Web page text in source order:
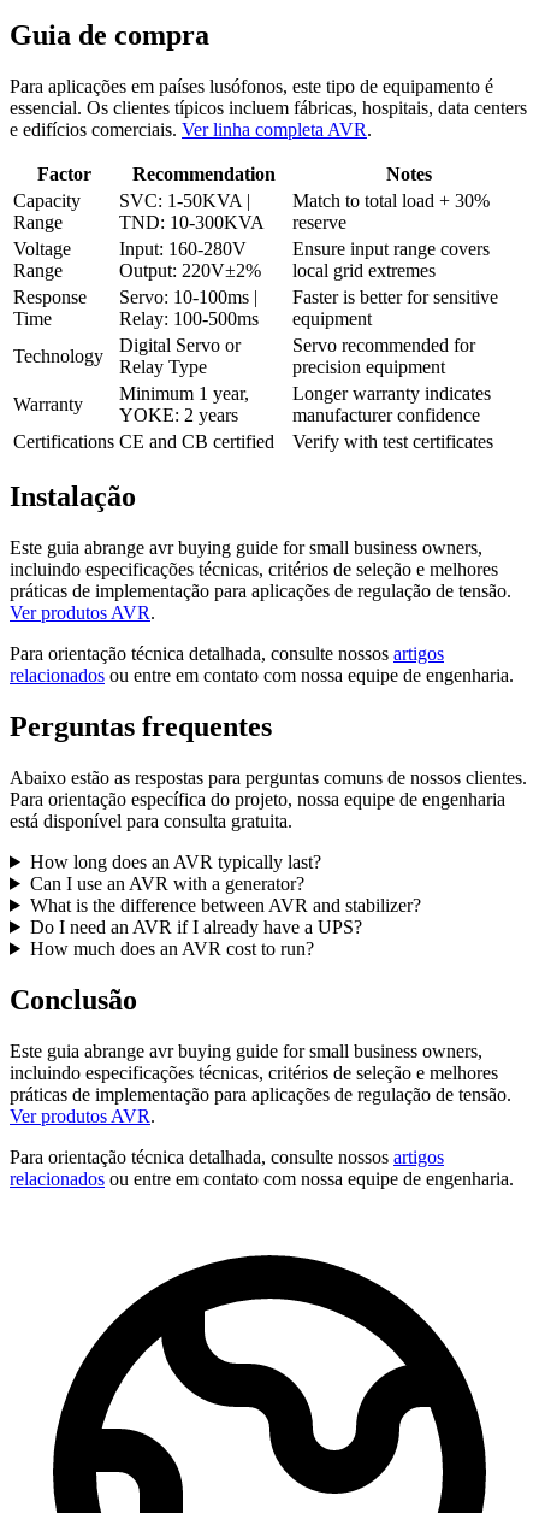
Guia de compra
Para aplicações em países lusófonos, este tipo de equipamento é
essencial. Os clientes típicos incluem fábricas, hospitais, data centers
e edifícios comerciais. Ver linha completa AVR.
Factor Recommendation
Notes
Capacity
Range
SVC: 1-50KVA |
TND: 10-300KVA
Match to total load + 30%
reserve
Voltage
Range
Input: 160-280V
Output: 220V±2%
Ensure input range covers
local grid extremes
Response
Time
Servo: 10-100ms |
Relay: 100-500ms
Faster is better for sensitive
equipment
Technology
Digital Servo or
Relay Type
Servo recommended for
precision equipment
Warranty
Minimum 1 year,
YOKE: 2 years
Longer warranty indicates
manufacturer confidence
Certifications CE and CB certified Verify with test certificates
Instalação
Este guia abrange avr buying guide for small business owners,
incluindo especificações técnicas, critérios de seleção e melhores
práticas de implementação para aplicações de regulação de tensão.
Ver produtos AVR.
Para orientação técnica detalhada, consulte nossos artigos
relacionados ou entre em contato com nossa equipe de engenharia.
Perguntas frequentes
Abaixo estão as respostas para perguntas comuns de nossos clientes.
Para orientação específica do projeto, nossa equipe de engenharia
está disponível para consulta gratuita.
How long does an AVR typically last?
Can I use an AVR with a generator?
What is the difference between AVR and stabilizer?
Do I need an AVR if I already have a UPS?
How much does an AVR cost to run?
Conclusão
Este guia abrange avr buying guide for small business owners,
incluindo especificações técnicas, critérios de seleção e melhores
práticas de implementação para aplicações de regulação de tensão.
Ver produtos AVR.
Para orientação técnica detalhada, consulte nossos artigos
relacionados ou entre em contato com nossa equipe de engenharia.